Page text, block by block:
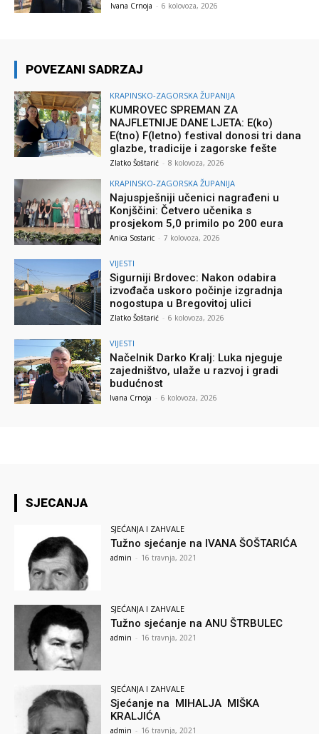
Ivana Crnoja - 6 kolovoza, 2026
POVEZANI SADRZAJ
KRAPINSKO-ZAGORSKA ŽUPANIJA
KUMROVEC SPREMAN ZA
NAJFLETNIJE DANE LJETA: E(ko)
E(tno) F(letno) festival donosi tri dana
glazbe, tradicije i zagorske fešte
Zlatko Šoštarić - 8 kolovoza, 2026
KRAPINSKO-ZAGORSKA ŽUPANIJA
Najuspješniji učenici nagrađeni u
Konjščini: Četvero učenika s
prosjekom 5,0 primilo po 200 eura
Anica Sostaric - 7 kolovoza, 2026
VIJESTI
Sigurniji Brdovec: Nakon odabira
izvođača uskoro počinje izgradnja
nogostupa u Bregovitoj ulici
Zlatko Šoštarić - 6 kolovoza, 2026
VIJESTI
Načelnik Darko Kralj: Luka njeguje
zajedništvo, ulaže u razvoj i gradi
budućnost
Ivana Crnoja - 6 kolovoza, 2026
SJECANJA
SJEĆANJA I ZAHVALE
Tužno sjećanje na IVANA ŠOŠTARIĆA
admin - 16 travnja, 2021
SJEĆANJA I ZAHVALE
Tužno sjećanje na ANU ŠTRBULEC
admin - 16 travnja, 2021
SJEĆANJA I ZAHVALE
Sjećanje na MIHALJA MIŠKA
KRALJIĆA
admin - 16 travnja, 2021